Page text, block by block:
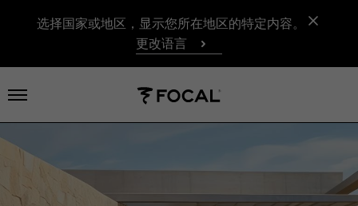
选择国家或地区，显示您所在地区的特定内容。
更改语言
打开菜单